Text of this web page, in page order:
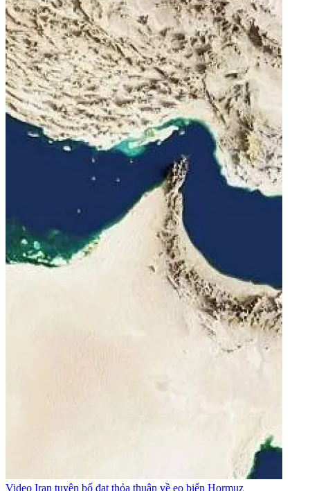
Video Iran tuyên bố đạt thỏa thuận về eo biển Hormuz